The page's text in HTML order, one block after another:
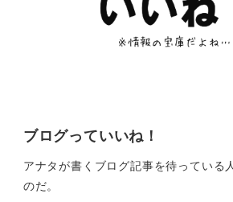
ブログっていいね！
アナタが書くブログ記事を待ってい
のだ。